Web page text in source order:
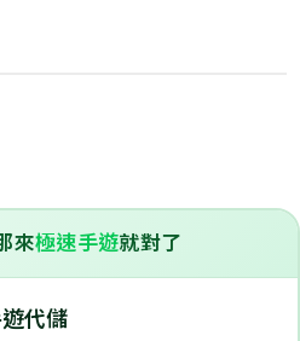
來極速手遊就對了
代儲